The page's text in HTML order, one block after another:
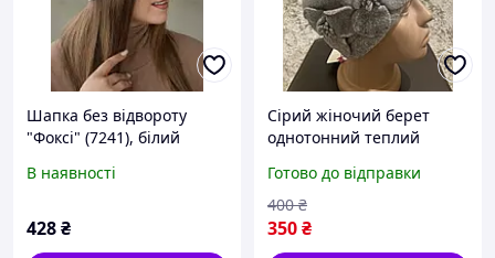
Шапка без відвороту
"Фоксі" (7241), білий
В наявності
428₴
Сірий жіночий берет
однотонний теплий
Готово до відправки
350₴
400 ₴